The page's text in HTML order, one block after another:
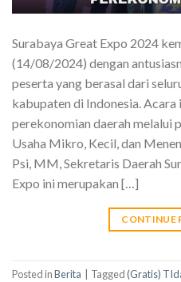
Surabaya Great Expo 2024
(14/08/2024) dengan
peserta yang berasal dari
kabupaten di Indonesia.
perekonomian daerah melalui
Usaha Mikro, Kecil, dan
Psi, MM, Sekretaris Daerah
Expo ini merupakan […]
CONTINUE
Posted inBerita Tagged(Gratis)